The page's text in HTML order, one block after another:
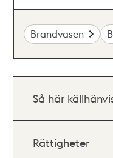
Brandväsen
Så här
Rättigheter